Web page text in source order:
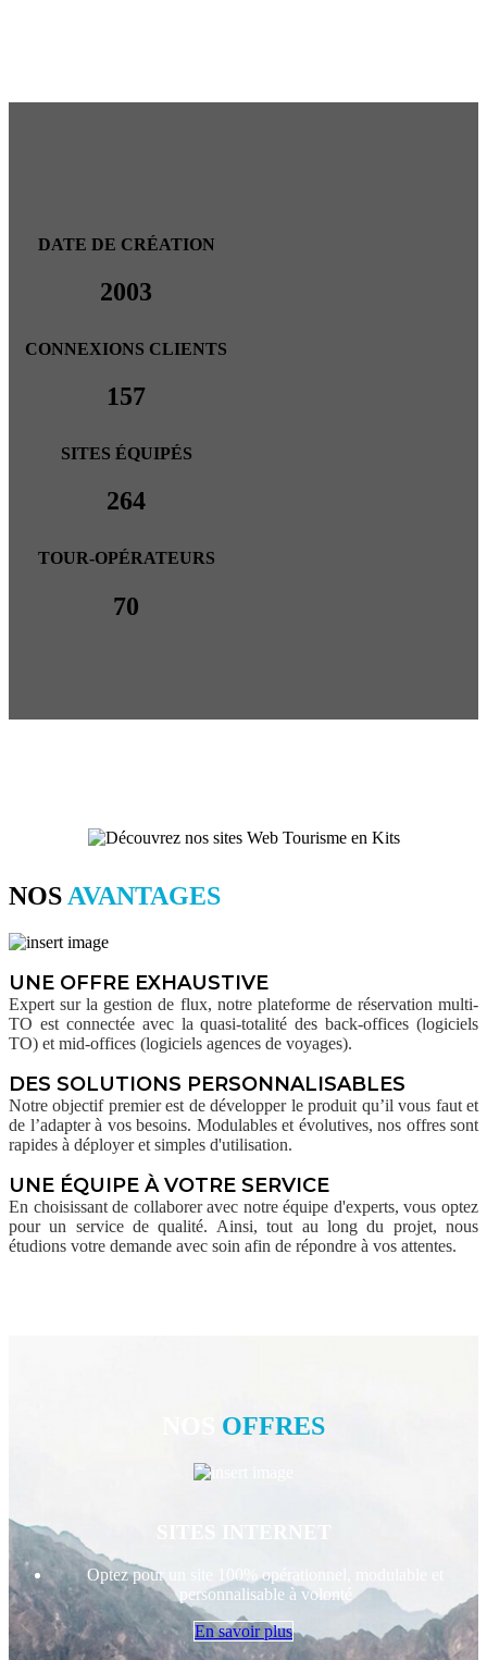
DATE DE CRÉATION
2003
CONNEXIONS CLIENTS
157
SITES ÉQUIPÉS
264
TOUR-OPÉRATEURS
70
NOS AVANTAGES
UNE OFFRE EXHAUSTIVE
Expert sur la gestion de flux, notre plateforme de réservation multi-
TO est connectée avec la quasi-totalité des back-offices (logiciels
TO) et mid-offices (logiciels agences de voyages).
DES SOLUTIONS PERSONNALISABLES
Notre objectif premier est de développer le produit qu’il vous faut et
de l’adapter à vos besoins. Modulables et évolutives, nos offres sont
rapides à déployer et simples d'utilisation.
UNE ÉQUIPE À VOTRE SERVICE
En choisissant de collaborer avec notre équipe d'experts, vous optez
pour un service de qualité. Ainsi, tout au long du projet, nous
étudions votre demande avec soin afin de répondre à vos attentes.
OFFRES
Optez pour un site 100% opérationnel, modulable et
personnalisable à volonté
En savoir plus